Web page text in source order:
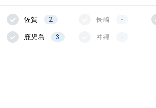
佐賀 2 長崎 -
鹿児島 3 沖縄 -